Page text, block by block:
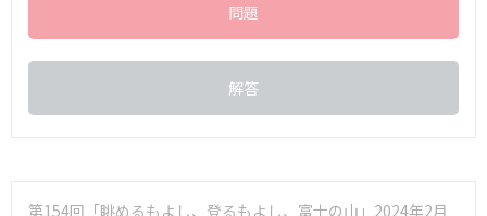
問題
解答
第154回「眺めるもよし、登るもよし、富士の山」2024年2月